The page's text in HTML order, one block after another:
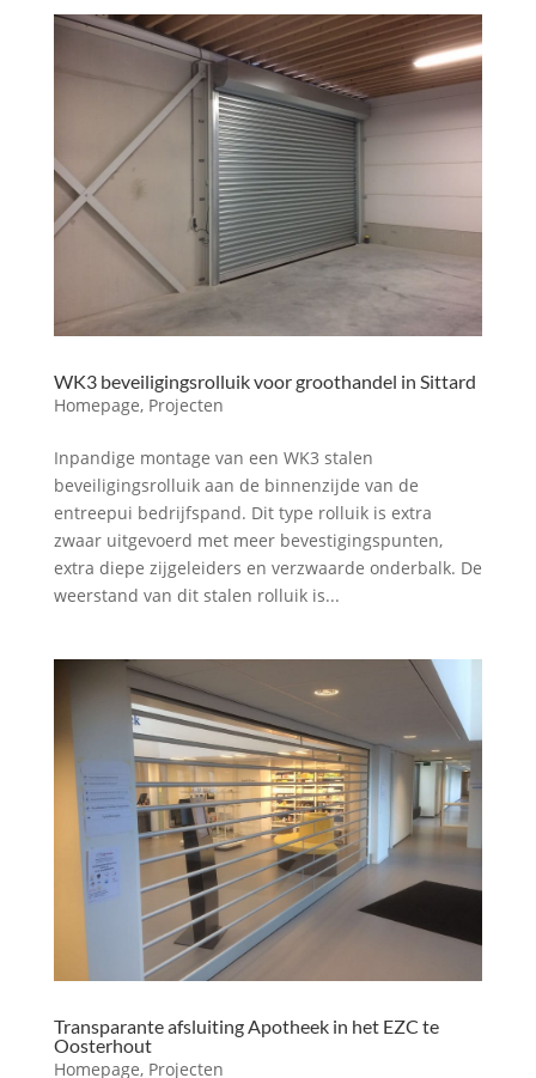
WK3 beveiligingsrolluik voor groothandel in Sittard
Homepage, Projecten
Inpandige montage van een WK3 stalen
beveiligingsrolluik aan de binnenzijde van de
entreepui bedrijfspand. Dit type rolluik is extra
zwaar uitgevoerd met meer bevestigingspunten,
extra diepe zijgeleiders en verzwaarde onderbalk. De
weerstand van dit stalen rolluik is...
Transparante afsluiting Apotheek in het EZC te
Oosterhout
Homepage, Projecten